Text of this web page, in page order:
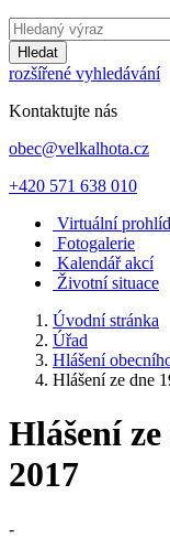
Hledat
rozšířené vyhledávání
Kontaktujte nás
obec@velkalhota.cz
+420 571 638 010
Virtuální
Fotogalerie
Kalendář akcí
Životní situace
Úvodní stránka
Úřad
Hlášení
Hlášení ze dne
Hlášení ze
2017
-